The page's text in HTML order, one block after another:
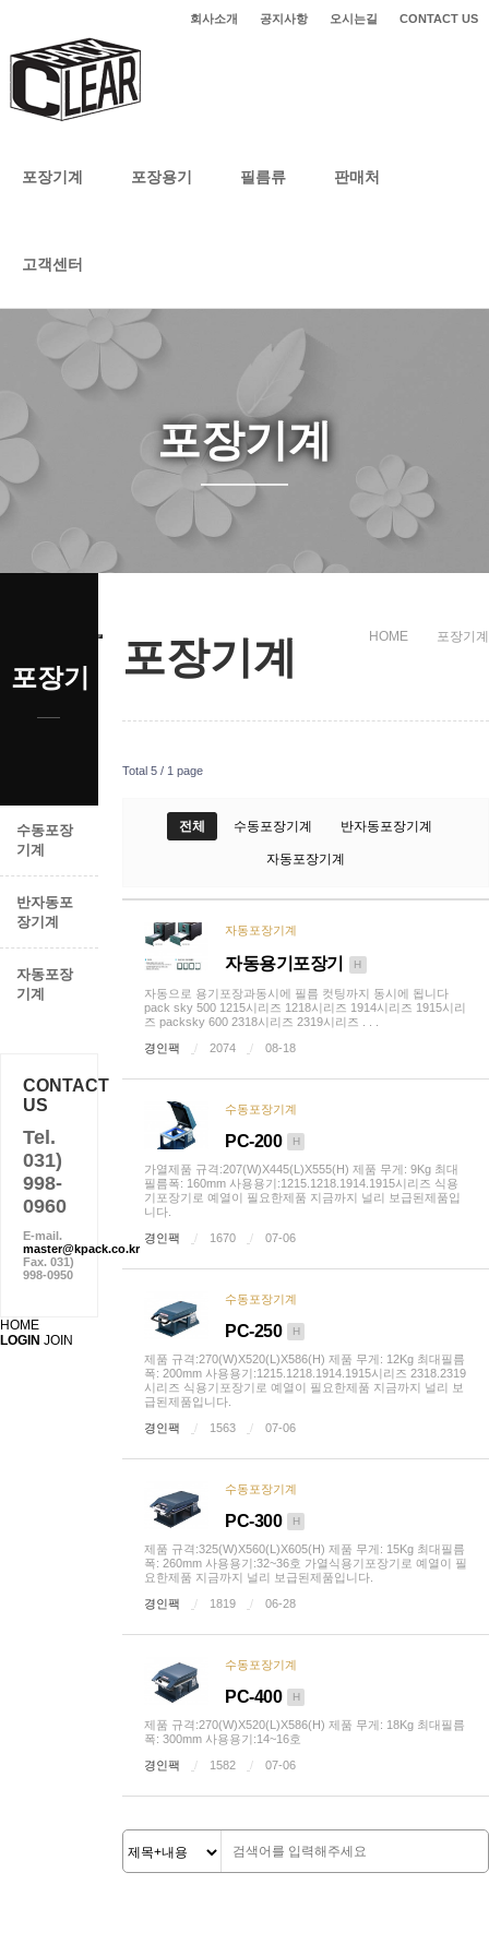
CONTACT US
오시는길
공지사항
회사소개
포장기계 포장용기 필름류 판매처
고객센터
포장기계
포장기계 HOME 포장기계
Total 5 / 1 page
전체 수동포장기계 반자동포장기계
자동포장기계
자동포장기계
자동용기포장기 H
자동으로 용기포장과동시에 필름 컷팅까지 동시에 됩니다
pack sky 500 1215시리즈 1218시리즈 1914시리즈 1915시리
즈 packsky 600 2318시리즈 2319시리즈 . . .
경인팩
2074 08-18
수동포장기계
PC-200 H
가열제품 규격:207(W)X445(L)X555(H) 제품 무게: 9Kg 최대
필름폭: 160mm 사용용기:1215.1218.1914.1915시리즈 식용
기포장기로 예열이 필요한제품 지금까지 널리 보급된제품입
니다.
경인팩
1670 07-06
수동포장기계
PC-250 H
제품 규격:270(W)X520(L)X586(H) 제품 무게: 12Kg 최대필름
폭: 200mm 사용용기:1215.1218.1914.1915시리즈 2318.2319
시리즈 식용기포장기로 예열이 필요한제품 지금까지 널리 보
급된제품입니다.
경인팩
1563 07-06
수동포장기계
PC-300 H
제품 규격:325(W)X560(L)X605(H) 제품 무게: 15Kg 최대필름
폭: 260mm 사용용기:32~36호 가열식용기포장기로 예열이 필
요한제품 지금까지 널리 보급된제품입니다.
경인팩
1819 06-28
수동포장기계
PC-400 H
제품 규격:270(W)X520(L)X586(H) 제품 무게: 18Kg 최대필름
폭: 300mm 사용용기:14~16호
경인팩
1582 07-06
포장기계
수동포장
기계
반자동포
장기계
자동포장
기계
CONTACT
US
Tel.
031)
998-
0960
E-mail.
master@kpack.co.kr
Fax. 031)
998-0950
HOME
LOGIN JOIN